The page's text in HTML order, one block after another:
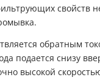
свойств
обратным
подается снизу
высокой